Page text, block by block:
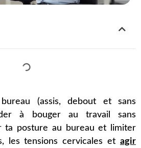
(assis, debout et sans
à bouger au travail sans
ta posture au bureau et limiter
les tensions cervicales et agir